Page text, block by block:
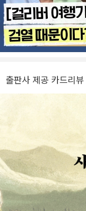
출판사 제공 카드리뷰